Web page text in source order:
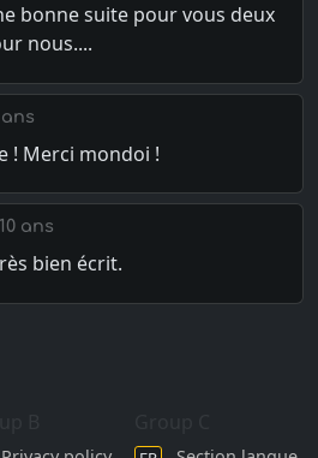
bonne suite pour vous deux
nous....
ans
! Merci mondoi !
ans
bien écrit.